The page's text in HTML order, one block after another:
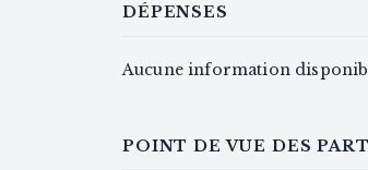
DÉPENSES
Aucune information
POINT DE VUE DES